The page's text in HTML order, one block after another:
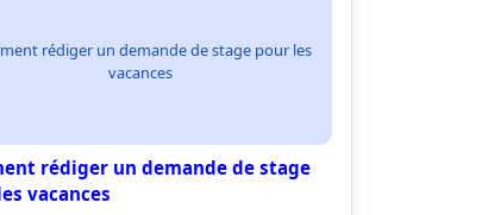
rédiger un demande de stage pour les
vacances
rédiger un demande de stage
vacances